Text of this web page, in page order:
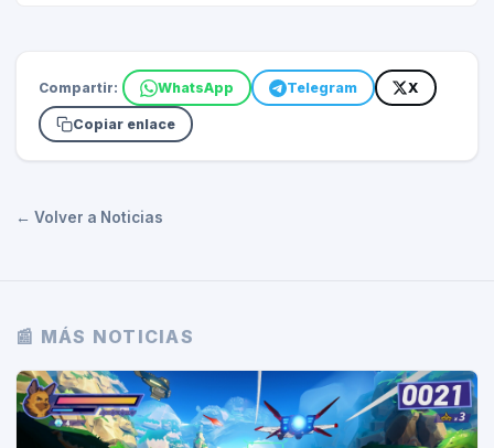
Compartir: WhatsApp Telegram X
Copiar enlace
← Volver a Noticias
📰 MÁS NOTICIAS